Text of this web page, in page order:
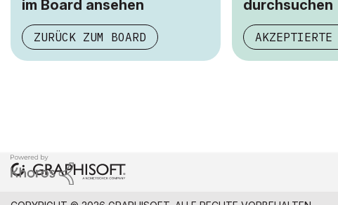
im Board ansehen
ZURÜCK ZUM BOARD
durchsuchen
AKZEPTIERTE